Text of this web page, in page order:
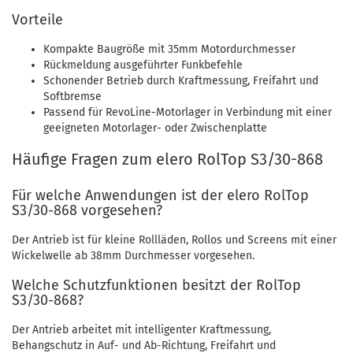
Vorteile
Kompakte Baugröße mit 35mm Motordurchmesser
Rückmeldung ausgeführter Funkbefehle
Schonender Betrieb durch Kraftmessung, Freifahrt und
Softbremse
Passend für RevoLine-Motorlager in Verbindung mit einer
geeigneten Motorlager- oder Zwischenplatte
Häufige Fragen zum elero RolTop S3/30-868
Für welche Anwendungen ist der elero RolTop
S3/30-868 vorgesehen?
Der Antrieb ist für kleine Rollläden, Rollos und Screens mit einer
Wickelwelle ab 38mm Durchmesser vorgesehen.
Welche Schutzfunktionen besitzt der RolTop
S3/30-868?
Der Antrieb arbeitet mit intelligenter Kraftmessung,
Behangschutz in Auf- und Ab-Richtung, Freifahrt und